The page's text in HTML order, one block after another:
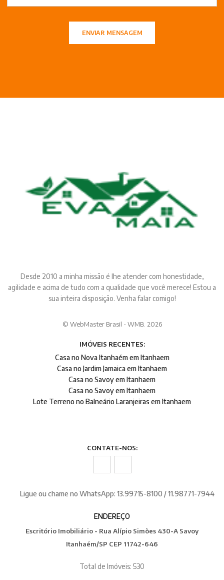
ENVIAR MENSAGEM
Desde 2010 a minha missão é lhe atender com honestidade,
agilidade e acima de tudo com a qualidade que você merece! Estou a
sua inteira disposição. Venha falar comigo!
© WebMaster Brasil - WMB. 2026
IMÓVEIS RECENTES:
Casa no Nova Itanhaém em Itanhaem
Casa no Jardim Jamaica em Itanhaem
Casa no Savoy em Itanhaem
Casa no Savoy em Itanhaem
Lote Terreno no Balneário Laranjeiras em Itanhaem
CONTATE-NOS:
Ligue ou chame no WhatsApp: 13.99715-8100 / 11.98771-7944
ENDEREÇO
Escritório Imobiliário - Rua Alípio Simões 430-A Savoy
Itanhaém/SP CEP 11742-646
Total de Imóveis: 530